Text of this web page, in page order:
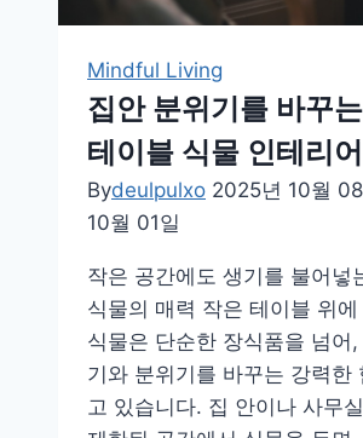
과
있
는
3
분
명
법
Mindful Living
집안 분위기를 바꾸
테이블 식물 인테리어
Bydeulpulxo 2025년 10월
10월 01일
작은 공간에도 생기를 불어넣
식물의 매력 작은 테이블 위
식물은 단순한 장식품을 넘어
기와 분위기를 바꾸는 강력한
고 있습니다. 집 안이나 사무